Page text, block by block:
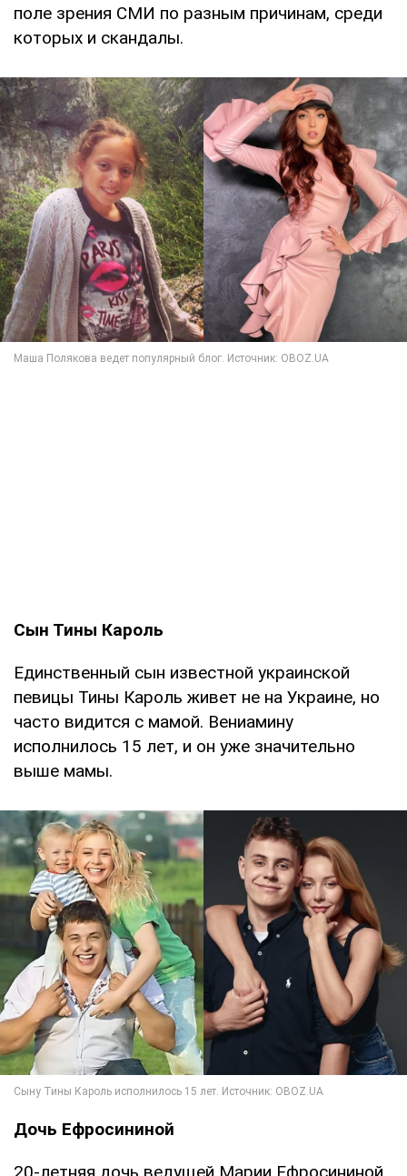
поле зрения СМИ по разным причинам, среди
которых и скандалы.
Сын Тины Кароль
Единственный сын известной украинской
певицы Тины Кароль живет не на Украине, но
часто видится с мамой. Вениамину
исполнилось 15 лет, и он уже значительно
выше мамы.
Дочь Ефросининой